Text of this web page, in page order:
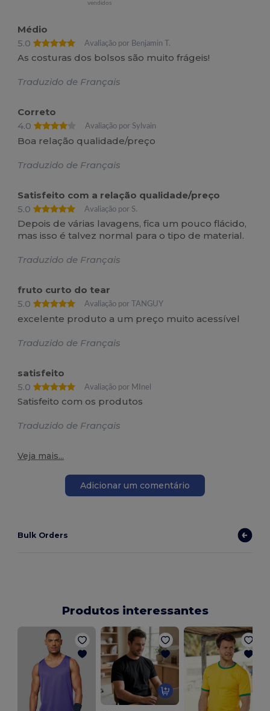
vendidos
Médio
5.0
Avaliação por Benjamin T.
As costuras dos bolsos são muito frágeis!
Traduzido de Français
Correto
4.0
Avaliação por Sylvain
Boa relação qualidade/preço
Traduzido de Français
Satisfeito com a relação qualidade/preço
5.0
Avaliação por S.
Depois de várias lavagens, fica um pouco flácido,
mas isso é talvez normal para o tipo de material.
Traduzido de Français
fruto curto do tear
5.0
Avaliação por TANGUY
excelente produto a um preço muito acessível
Traduzido de Français
satisfeito
5.0
Avaliação por MInel
Satisfeito com os produtos
Traduzido de Français
Veja mais...
Adicionar um comentário
Bulk Orders
Produtos interessantes